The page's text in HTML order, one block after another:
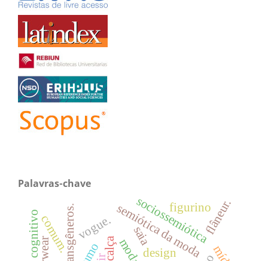
Palavras-chave
moda
saia
calçasemiótica da moda
sociossemiótica
design
transgêneros.vogue. flâneur.
figurino
comum.